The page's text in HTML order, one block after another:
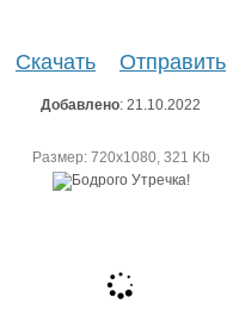
Скачать Отправить
Добавлено: 21.10.2022
Размер: 720х1080, 321 Kb